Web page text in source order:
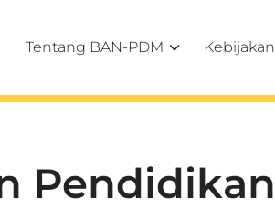
Tentang BAN-PDM Kebijakan
Pendidikan